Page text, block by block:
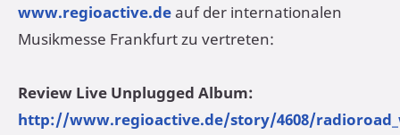
www.regioactive.deauf der internationalen
Musikmesse Frankfurt zu vertreten:
Review Live Unplugged Album:
http://www.regioactive.de/story/4608/